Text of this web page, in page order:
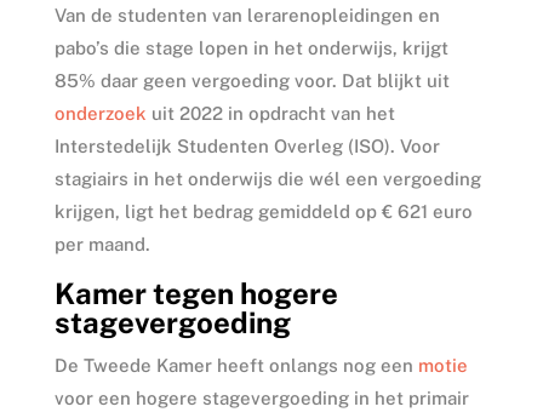
Van de studenten van lerarenopleidingen en
pabo’s die stage lopen in het onderwijs, krijgt
85% daar geen vergoeding voor. Dat blijkt uit
onderzoek uit 2022 in opdracht van het
Interstedelijk Studenten Overleg (ISO). Voor
stagiairs in het onderwijs die wél een vergoeding
krijgen, ligt het bedrag gemiddeld op € 621 euro
per maand.
Kamer tegen hogere
stagevergoeding
De Tweede Kamer heeft onlangs nog een motie
voor een hogere stagevergoeding in het primair